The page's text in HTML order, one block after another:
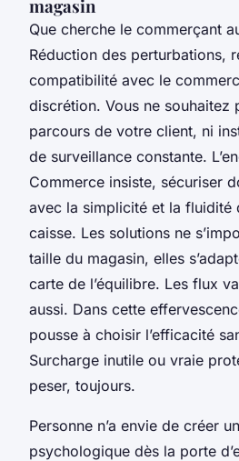
magasin
Que cherche le commerçant
Réduction des perturbations,
compatibilité avec le
discrétion. Vous ne souhaitez
parcours de votre client, ni
de surveillance constante.
Commerce insiste, sécuriser
avec la simplicité et la fluidité
caisse. Les solutions ne
taille du magasin, elles
carte de l’équilibre. Les flux
aussi. Dans cette
pousse à choisir l’efficacité
Surcharge inutile ou vraie
peser, toujours.
Personne n’a envie de créer
psychologique dès la porte